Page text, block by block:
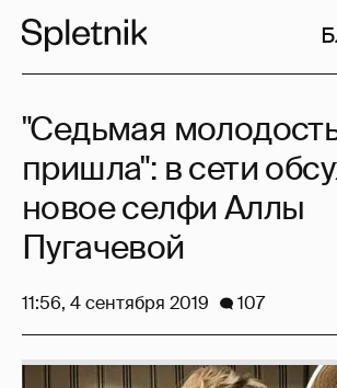
"Седьмая
пришла": в сети
новое селфи Аллы
Пугачевой
11:56, 4 сентября 2019 107